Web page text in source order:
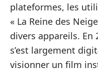
plateformes, les
« La Reine des
divers appareils. En
s’est largement
visionner un film